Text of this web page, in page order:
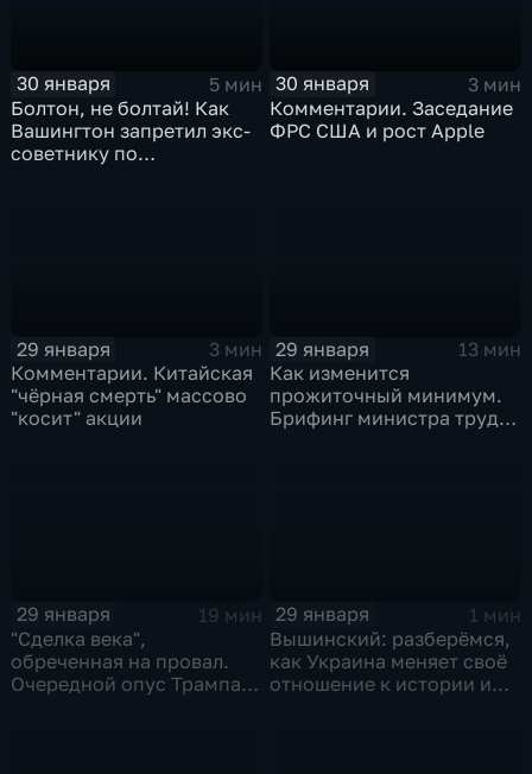
30 января
5 мин
Болтон, не болтай! Как
Вашингтон запретил экс-
советнику по
30 января
3 мин
Комментарии. Заседание
ФРС США и рост Apple
29 января
3 мин
Комментарии. Китайская
"чёрная смерть" массово
"косит" акции
29 января
13 мин
Как изменится
прожиточный минимум.
Брифинг министра труда
29 января
19 мин
"Сделка века",
обреченная на провал.
Очередной опус Трампа.
29 января
1 мин
Вышинский: разберёмся,
как Украина меняет своё
отношение к истории и